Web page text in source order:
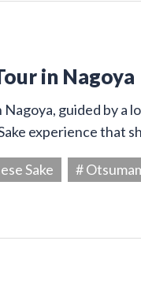
in Nagoya
guided by a
experience that
Sake #